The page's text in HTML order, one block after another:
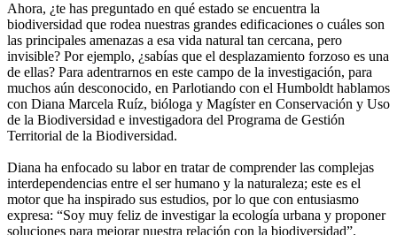
Ahora, ¿te has preguntado en qué estado se encuentra la
biodiversidad que rodea nuestras grandes edificaciones o cuáles son
las principales amenazas a esa vida natural tan cercana, pero
invisible? Por ejemplo, ¿sabías que el desplazamiento forzoso es una
de ellas? Para adentrarnos en este campo de la investigación, para
muchos aún desconocido, en Parlotiando con el Humboldt hablamos
con Diana Marcela Ruíz, bióloga y Magíster en Conservación y Uso
de la Biodiversidad e investigadora del Programa de Gestión
Territorial de la Biodiversidad.
Diana ha enfocado su labor en tratar de comprender las complejas
interdependencias entre el ser humano y la naturaleza; este es el
motor que ha inspirado sus estudios, por lo que con entusiasmo
expresa: “Soy muy feliz de investigar la ecología urbana y proponer
soluciones para mejorar nuestra relación con la biodiversidad”.